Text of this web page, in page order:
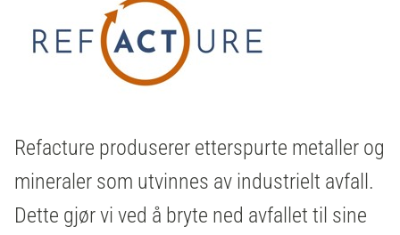
Refacture produserer etterspurte metaller og
mineraler som utvinnes av industrielt avfall.
Dette gjør vi ved å bryte ned avfallet til sine